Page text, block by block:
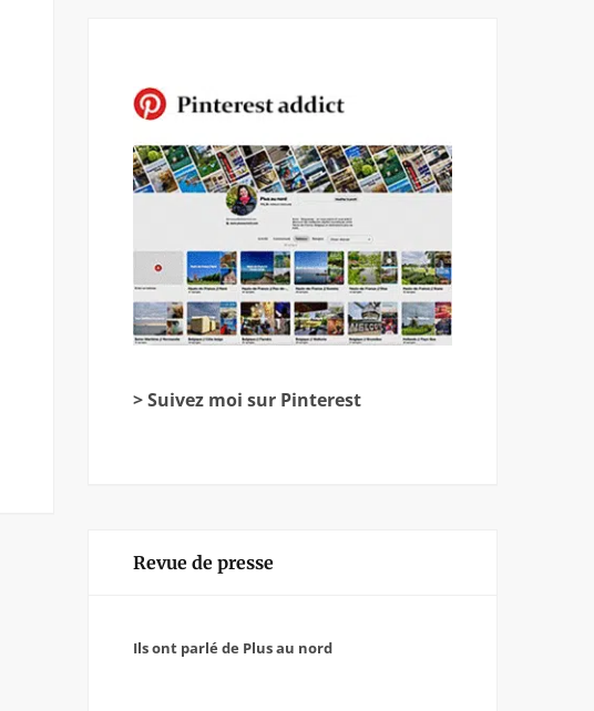
> Suivez moi sur Pinterest
Revue de presse
Ils ont parlé de Plus au nord